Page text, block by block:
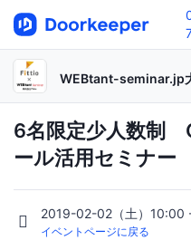
WEBtant-seminar.jp
6名限定少人数制
ール活用セミナー
2019-02-02（土）10:00
イベントページに戻る